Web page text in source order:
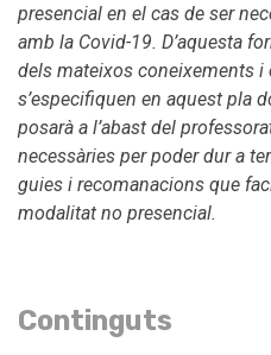
presencial en el cas de ser
amb la Covid-19. D’aquesta
dels mateixos coneixements i
s’especifiquen en aquest pla
posarà a l’abast del
necessàries per poder dur a
guies i recomanacions que
modalitat no presencial.
Continguts